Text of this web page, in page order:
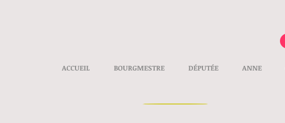
ACCUEIL BOURGMESTRE DÉPUTÉE ANNE